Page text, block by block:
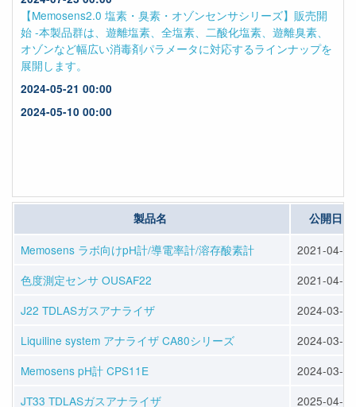
製品名 公開日
Memosens ラボ向けpH計/導電率計/溶存酸素計
2021-04-01
色度測定センサ OUSAF22
2021-04-01
J22 TDLASガスアナライザ
2024-03-22
Liquiline system アナライザ CA80シリーズ
2024-03-22
Memosens pH計 CPS11E
2024-03-22
JT33 TDLASガスアナライザ
2025-04-11